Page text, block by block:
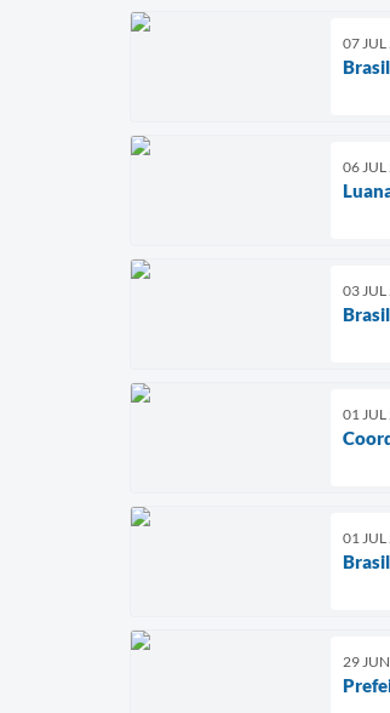
07
06
03
01
01
29